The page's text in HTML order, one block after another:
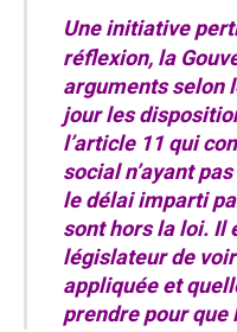
Une initiative
réflexion, la
arguments selon
jour les
l’article 11 qui
social n’ayant
le délai imparti
sont hors la loi. Il
législateur de
appliquée et
prendre pour